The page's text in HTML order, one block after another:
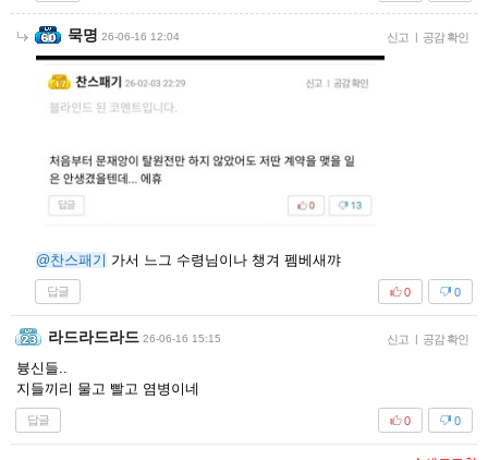
묵명 26-06-16 12:04 신고 | 공감 확인
@찬스패기 가서 느그 수령님이나 챙겨 펨베새꺄
답글 0
0
라드라드라드 26-06-16 15:15 신고 공감 확인
븅신들..
지들끼리 물고 빨고 염병이네
답글 0
0